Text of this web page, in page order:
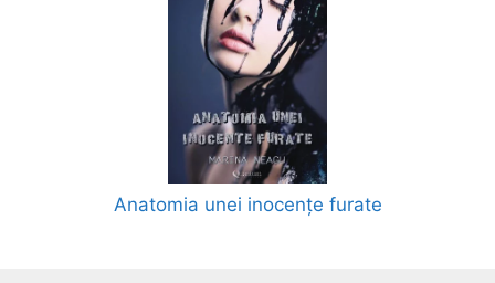
Anatomia unei inocențe furate